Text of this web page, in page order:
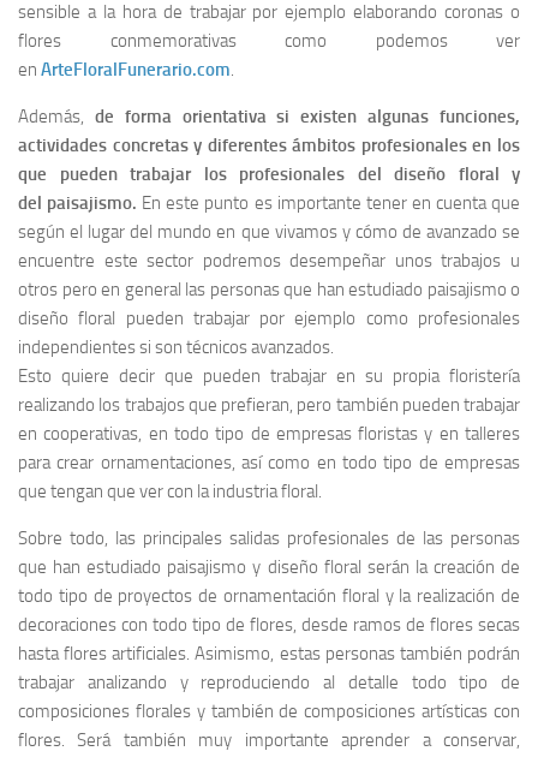
sensible a la hora de trabajar por ejemplo elaborando coronas o
flores conmemorativas como podemos ver
en ArteFloralFunerario.com.
Además, de forma orientativa si existen algunas funciones,
actividades concretas y diferentes ámbitos profesionales en los
que pueden trabajar los profesionales del diseño floral y
del paisajismo. En este punto es importante tener en cuenta que
según el lugar del mundo en que vivamos y cómo de avanzado se
encuentre este sector podremos desempeñar unos trabajos u
otros pero en general las personas que han estudiado paisajismo o
diseño floral pueden trabajar por ejemplo como profesionales
independientes si son técnicos avanzados.
Esto quiere decir que pueden trabajar en su propia floristería
realizando los trabajos que prefieran, pero también pueden trabajar
en cooperativas, en todo tipo de empresas floristas y en talleres
para crear ornamentaciones, así como en todo tipo de empresas
que tengan que ver con la industria floral.
Sobre todo, las principales salidas profesionales de las personas
que han estudiado paisajismo y diseño floral serán la creación de
todo tipo de proyectos de ornamentación floral y la realización de
decoraciones con todo tipo de flores, desde ramos de flores secas
hasta flores artificiales. Asimismo, estas personas también podrán
trabajar analizando y reproduciendo al detalle todo tipo de
composiciones florales y también de composiciones artísticas con
flores. Será también muy importante aprender a conservar,